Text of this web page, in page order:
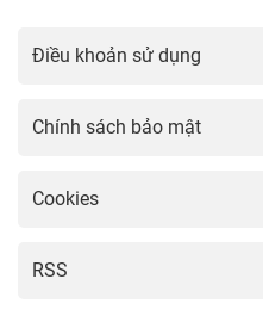
Điều khoản sử dụng
Chính sách bảo mật
Cookies
RSS